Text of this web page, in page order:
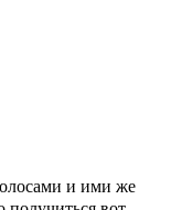
и ими же